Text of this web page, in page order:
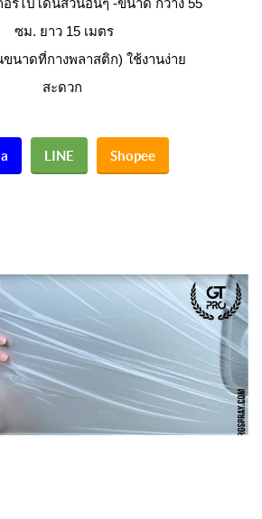
อร์ไปโดนส่วนอื่นๆ -ขนาด กว้าง 55
ซม. ยาว 15 เมตร
นาดที่กางพลาสติก) ใช้งานง่าย
สะดวก
LINE Shopee